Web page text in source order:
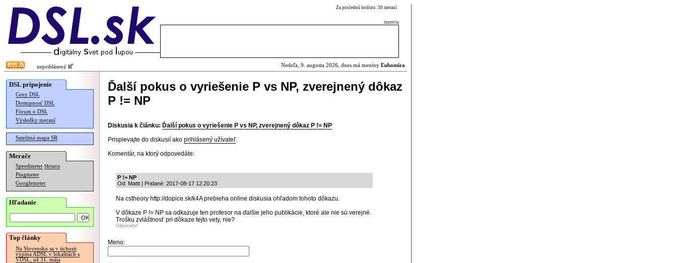
Za poslednú hodinu: 30 meraní
inzercia
neprihlásený Nedeľa, 9. augusta 2026, dnes má meniny Ľubomíra
DSL pripojenie
Ceny DSL
Dostupnosť DSL
Fórum o DSL
Výsledky meraní
Satelitná mapa SR
Merače
Speedmeter Merania
Pingmeter
Googlemeter
Hľadanie
Top články
Na Slovensku sa v tichosti
vypína ADSL v lokalitách s
VDSL, už 31. mája
Ďalší pokus o vyriešenie P vs NP, zverejnený dôkaz
P != NP
Diskusia k článku: Ďalší pokus o vyriešenie P vs NP, zverejnený dôkaz P != NP
Prispievajte do diskusií ako prihlásený užívateľ.
Komentár, na ktorý odpovedáte:
P != NP
Od: Mattt | Pridané: 2017-08-17 12:20:23
Na cstheory http://dopice.sk/k4A prebieha online diskusia ohľadom tohoto dôkazu.
V dôkaze P != NP sa odkazuje ten profesor na ďalšie jeho publikácie, ktoré ale nie sú verejné.
Trošku zvláštnosť pri dôkaze tejto vety, nie?
Odpovedať
Meno: